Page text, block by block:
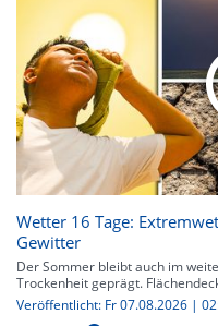
Wetter 16 Tage:
Gewitter
Der Sommer bleibt auch im
Trockenheit geprägt.
Veröffentlicht: Fr 07.08.2026 |